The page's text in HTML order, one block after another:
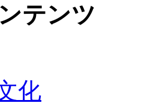
テンツ
化